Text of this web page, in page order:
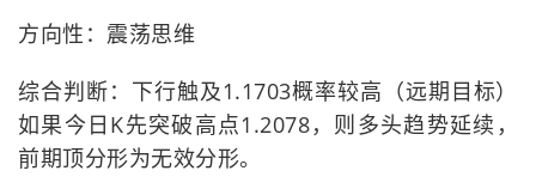
方向性：震荡思维
综合判断：下行触及1.1703概率较高（远期目标）
如果今日K先突破高点1.2078，则多头趋势延续，
前期顶分形为无效分形。